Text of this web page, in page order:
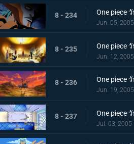
8 - 234
Jun. 05, 2005
8 - 235
Jun. 12, 2005
8 - 236
Jun. 19, 2005
8 - 237
Jul. 03, 2005